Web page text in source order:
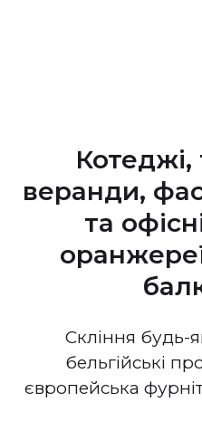
Котеджі,
веранди,
та
Скління будь-
бельгійські
європейська